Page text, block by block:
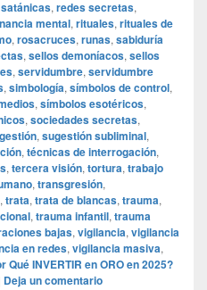
, redes secretas,
mental, rituales, rituales de
, rosacruces, runas, sabiduría
, sellos demoníacos, sellos
, servidumbre, servidumbre
, simbología, símbolos de control,
, símbolos esotéricos,
, sociedades secretas,
, sugestión subliminal,
, técnicas de interrogación,
, tercera visión, tortura, trabajo
, transgresión,
, trata, trata de blancas, trauma,
, trauma infantil, trauma
bajas, vigilancia, vigilancia
en redes, vigilancia masiva,
Qué INVERTIR en ORO en 2025?
Deja un comentario